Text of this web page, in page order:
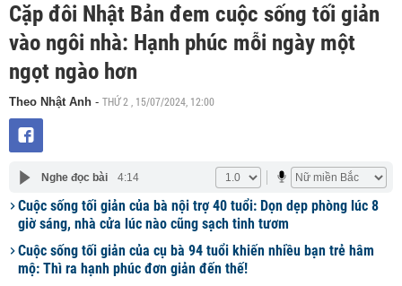
Cặp đôi Nhật Bản đem cuộc sống tối giản
vào ngôi nhà: Hạnh phúc mỗi ngày một
ngọt ngào hơn
Theo Nhật Anh - THỨ 2 , 15/07/2024, 12:00
Nghe đọc bài 4:14
Cuộc sống tối giản của bà nội trợ 40 tuổi: Dọn dẹp phòng lúc 8
giờ sáng, nhà cửa lúc nào cũng sạch tinh tươm
Cuộc sống tối giản của cụ bà 94 tuổi khiến nhiều bạn trẻ hâm
mộ: Thì ra hạnh phúc đơn giản đến thế!